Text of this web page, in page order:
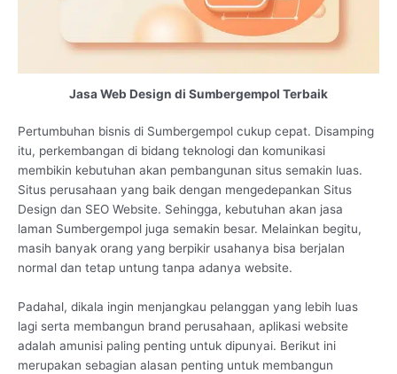
Jasa Web Design di Sumbergempol Terbaik
Pertumbuhan bisnis di Sumbergempol cukup cepat. Disamping
itu, perkembangan di bidang teknologi dan komunikasi
membikin kebutuhan akan pembangunan situs semakin luas.
Situs perusahaan yang baik dengan mengedepankan Situs
Design dan SEO Website. Sehingga, kebutuhan akan jasa
laman Sumbergempol juga semakin besar. Melainkan begitu,
masih banyak orang yang berpikir usahanya bisa berjalan
normal dan tetap untung tanpa adanya website.
Padahal, dikala ingin menjangkau pelanggan yang lebih luas
lagi serta membangun brand perusahaan, aplikasi website
adalah amunisi paling penting untuk dipunyai. Berikut ini
merupakan sebagian alasan penting untuk membangun